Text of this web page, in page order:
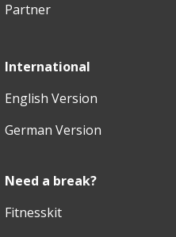
Partner
International
English Version
German Version
Need a break?
Fitnesskit